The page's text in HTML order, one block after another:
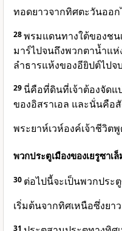
ทอดยาวจากทิศตะวันออ
28พรมแดนทางใต้ของชน
มาร์ไปจนถึงพวกตาน้ำแห่
ลำธารแห้งของอียิปต์ไปจ
29 นี่คือที่ดินที่เจ้าต้องจัดแ
ของอิสราเอล และนั่นคือ
พระยาห์เวห์องค์เจ้าชีวิต
พวกประตูเมืองของเยรูซาเล็
30 ต่อไปนี้จะเป็นพวกประตู
เริ่มต้นจากทิศเหนือซึ่งยา
31